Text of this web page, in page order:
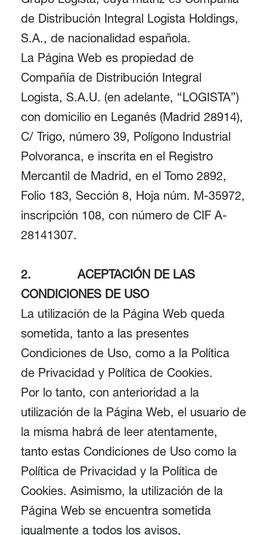
de Distribución Integral Logista Holdings,
S.A., de nacionalidad española.
La Página Web es propiedad de
Compañía de Distribución Integral
Logista, S.A.U. (en adelante, “LOGISTA”)
con domicilio en Leganés (Madrid 28914),
C/ Trigo, número 39, Polígono Industrial
Polvoranca, e inscrita en el Registro
Mercantil de Madrid, en el Tomo 2892,
Folio 183, Sección 8, Hoja núm. M-35972,
inscripción 108, con número de CIF A-
28141307.
2.
ACEPTACIÓN DE LAS
CONDICIONES DE USO
La utilización de la Página Web queda
sometida, tanto a las presentes
Condiciones de Uso, como a la Política
de Privacidad y Política de Cookies.
Por lo tanto, con anterioridad a la
utilización de la Página Web, el usuario de
la misma habrá de leer atentamente,
tanto estas Condiciones de Uso como la
Política de Privacidad y la Política de
Cookies. Asimismo, la utilización de la
Página Web se encuentra sometida
igualmente a todos los avisos,